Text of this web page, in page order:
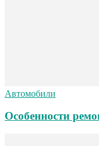
Автомобили
Особенности